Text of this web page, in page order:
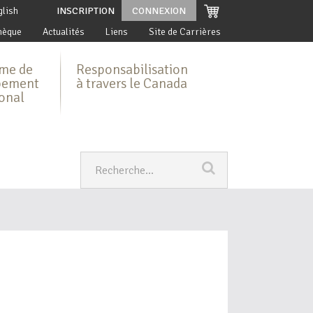
CONNEXION
INSCRIPTION
Actualités Liens Site de Carrières
de
Responsabilisation
à travers le Canada